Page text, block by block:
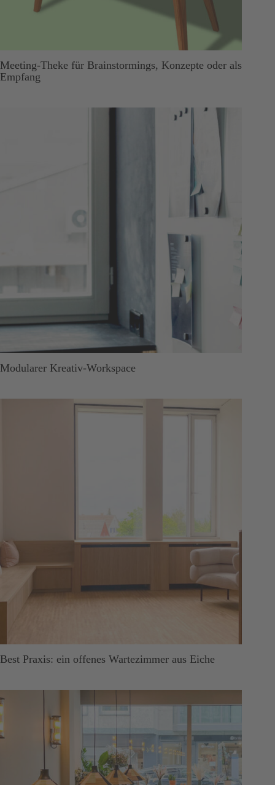
Meeting-Theke für Brainstormings, Konzepte oder als
Empfang
Modularer Kreativ-Workspace
Best Praxis: ein offenes Wartezimmer aus Eiche